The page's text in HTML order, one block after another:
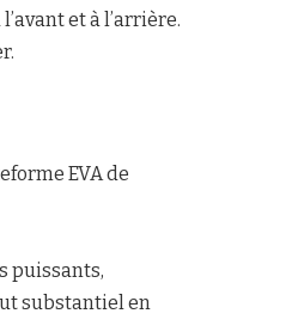
et à l’arrière.
EVA de
puissants,
substantiel en